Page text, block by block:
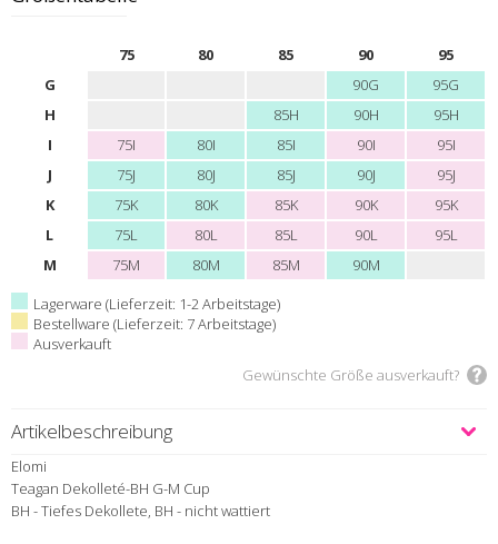
75 80 85 90
95
G
90G
95G
H
85H 90H
95H
I
75I 80I 85I 90I
95I
J
75J 80J 85J 90J
95J
K
75K 80K 85K 90K
95K
L
75L 80L 85L 90L
95L
M
75M 80M 85M
90M
Lagerware (Lieferzeit: 1-2 Arbeitstage)
Bestellware (Lieferzeit: 7 Arbeitstage)
Ausverkauft
Gewünschte Größe ausverkauft?
Artikelbeschreibung
Elomi
Teagan Dekolleté-BH G-M Cup
BH - Tiefes Dekollete, BH - nicht wattiert